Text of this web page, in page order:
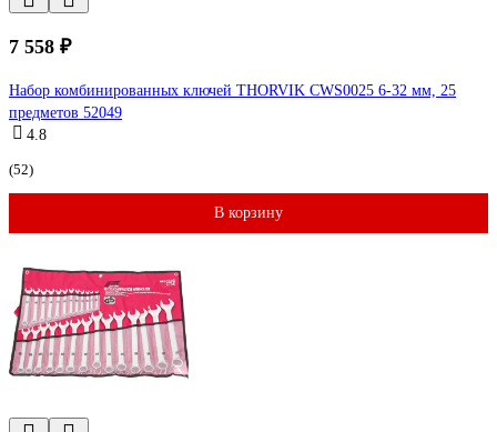
7 558 ₽
Набор комбинированных ключей THORVIK CWS0025 6-32 мм, 25
предметов 52049
4.8
(52)
В корзину